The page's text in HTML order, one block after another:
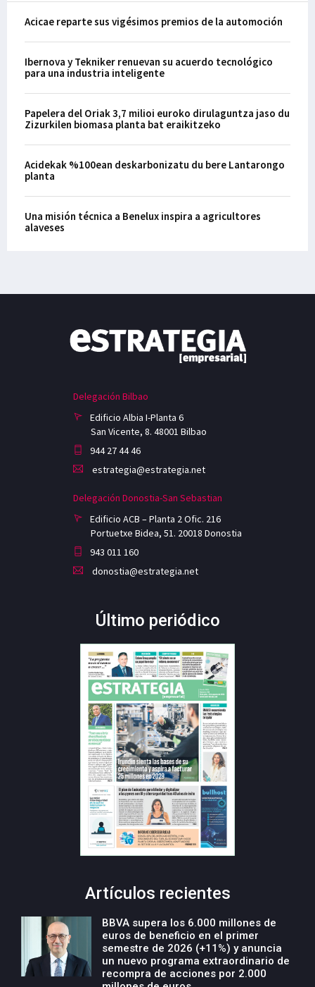
Acicae reparte sus vigésimos premios de la automoción
Ibernova y Tekniker renuevan su acuerdo tecnológico
para una industria inteligente
Papelera del Oriak 3,7 milioi euroko dirulaguntza jaso du
Zizurkilen biomasa planta bat eraikitzeko
Acidekak %100ean deskarbonizatu du bere Lantarongo
planta
Una misión técnica a Benelux inspira a agricultores
alaveses
Delegación Bilbao
Edificio Albia I-Planta 6
San Vicente, 8. 48001 Bilbao
944 27 44 46
estrategia@estrategia.net
Delegación Donostia-San Sebastian
Edificio ACB – Planta 2 Ofic. 216
Portuetxe Bidea, 51. 20018 Donostia
943 011 160
donostia@estrategia.net
Último periódico
Artículos recientes
BBVA supera los 6.000 millones de
euros de beneficio en el primer
semestre de 2026 (+11%) y anuncia
un nuevo programa extraordinario de
recompra de acciones por 2.000